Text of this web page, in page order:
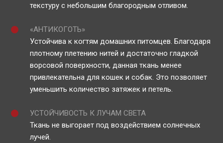
текстуру с небольшим благородным отливом.
«АНТИКОГОТЬ»
Устойчива к когтям домашних питомцев. Благодаря
плотному плетению нитей и достаточно гладкой
ворсовой поверхности, данная ткань менее
привлекательна для кошек и собак. Это позволяет
уменьшить количество затяжек и петель.
УСТОЙЧИВОСТЬ К ЛУЧАМ СВЕТА
Ткань не выгорает под воздействием солнечных
лучей.